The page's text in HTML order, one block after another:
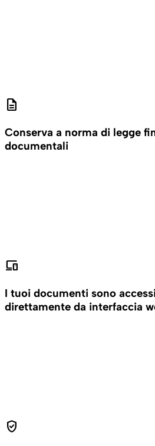
description
Conserva a norma di legge
documentali
devices
I tuoi documenti sono
direttamente da interfaccia
verified_user